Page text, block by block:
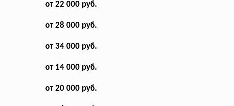
от 22 000 руб.
от 28 000 руб.
от 34 000 руб.
от 14 000 руб.
от 20 000 руб.